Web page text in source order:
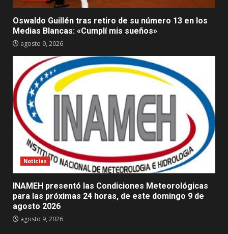
Oswaldo Guillén tras retiro de su número 13 en los
Medias Blancas: «Cumplí mis sueños»
agosto 9, 2026
Noticias
INAMEH presentó las Condiciones Meteorológicas
para las próximas 24 horas, de este domingo 9 de
agosto 2026
agosto 9, 2026